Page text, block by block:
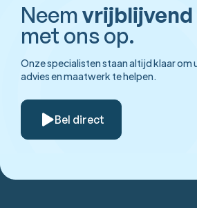
Neemvrijblijvend
met ons op.
Onze specialisten staan altijd klaar om
advies en maatwerk te helpen.
Bel direct